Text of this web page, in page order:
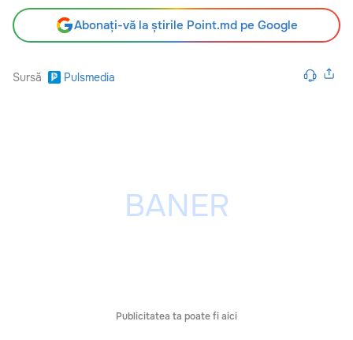
Abonați-vă la știrile Point.md pe Google
Sursă Pulsmedia
Publicitatea ta poate fi aici